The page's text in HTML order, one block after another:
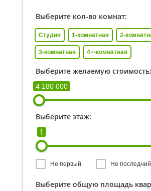
Выберите кол-во комнат:
Студия 1-комнатная 2-
3-комнатная 4+-комнатная
Выберите желаемую стоимость:
4 180 000
Выберите этаж:
1
Не первый Не последний
Выберите общую площадь